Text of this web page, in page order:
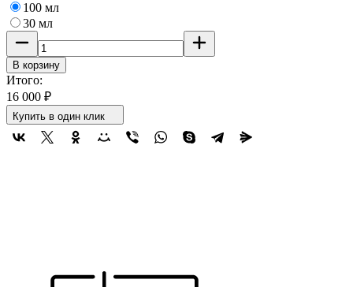
100 мл
30 мл
В корзину
Итого:
16 000 ₽
Купить в один клик